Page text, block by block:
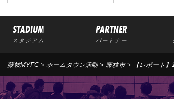
STADIUM
スタジアム
PARTNER
パートナー
藤枝MYFC> ホームタウン活動> 藤枝市> 【レポート